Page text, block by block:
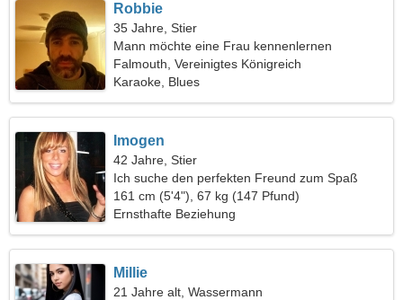
Robbie
35 Jahre, Stier
Mann möchte eine Frau kennenlernen
Falmouth, Vereinigtes Königreich
Karaoke, Blues
Imogen
42 Jahre, Stier
Ich suche den perfekten Freund zum Spaß
161 cm (5'4"), 67 kg (147 Pfund)
Ernsthafte Beziehung
Millie
21 Jahre alt, Wassermann